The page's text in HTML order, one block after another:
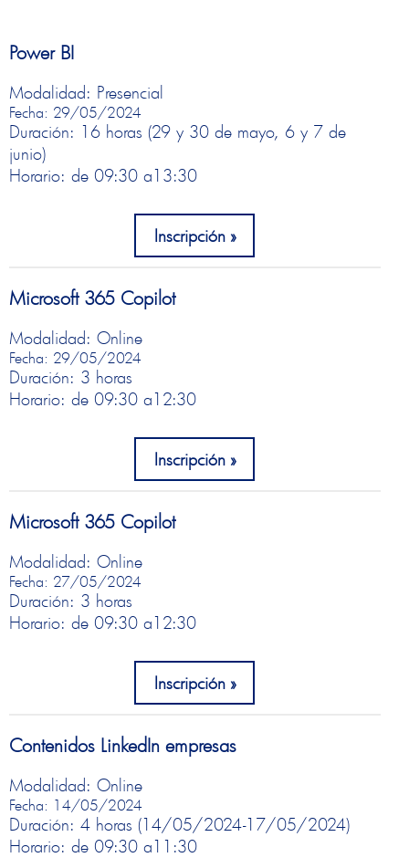
Power BI
Modalidad: Presencial
Fecha: 29/05/2024
Duración: 16 horas (29 y 30 de mayo, 6 y 7 de
junio)
Horario: de 09:30 a13:30
Inscripción
Microsoft 365 Copilot
Modalidad: Online
Fecha: 29/05/2024
Duración: 3 horas
Horario: de 09:30 a12:30
Inscripción
Microsoft 365 Copilot
Modalidad: Online
Fecha: 27/05/2024
Duración: 3 horas
Horario: de 09:30 a12:30
Inscripción
Contenidos LinkedIn empresas
Modalidad: Online
Fecha: 14/05/2024
Duración: 4 horas (14/05/2024-17/05/2024)
Horario: de 09:30 a11:30